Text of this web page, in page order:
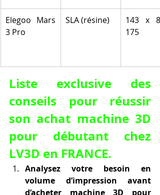
Elegoo Mars
3 Pro
SLA (résine)
143 x
175
Liste exclusive des
conseils pour réussir
son achat machine 3D
pour débutant chez
LV3D en FRANCE.
Analysez votre besoin en
volume d’impression avant
d’acheter machine 3D pour